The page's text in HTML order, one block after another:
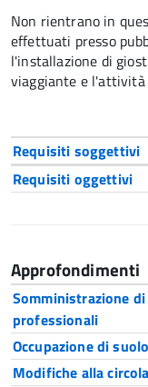
Non rientrano in
effettuati presso
l'installazione di
viaggiante e l'attività
Requisiti soggettivi
Requisiti oggettivi
Approfondimenti
Somministrazione
professionali
Occupazione di
Modifiche alla